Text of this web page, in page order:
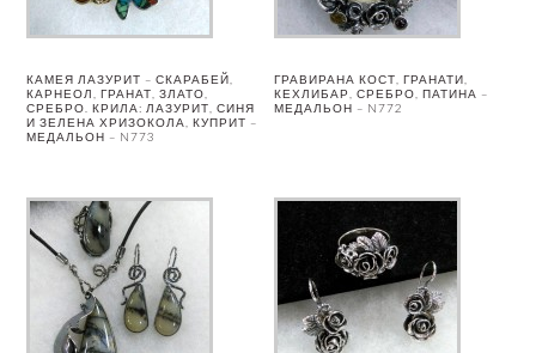
КАМЕЯ ЛАЗУРИТ – СКАРАБЕЙ,
КАРНЕОЛ, ГРАНАТ, ЗЛАТО,
СРЕБРО. КРИЛА: ЛАЗУРИТ, СИНЯ
И ЗЕЛЕНА ХРИЗОКОЛА, КУПРИТ –
МЕДАЛЬОН – N773
ГРАВИРАНА КОСТ, ГРАНАТИ,
КЕХЛИБАР, СРЕБРО, ПАТИНА –
МЕДАЛЬОН – N772